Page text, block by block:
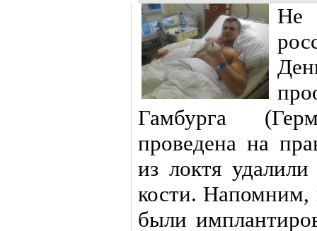
Не
Гамбурга
проведена на
из локтя
кости. Напомним,
были